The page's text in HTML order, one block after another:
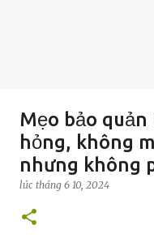
Mẹo bảo
hỏng, không
nhưng không
lúc tháng 6 10, 2024